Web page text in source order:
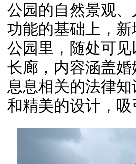
公园的自然景观
功能的基础上，
公园里，随处可
长廊，内容涵盖
息息相关的法律
和精美的设计，